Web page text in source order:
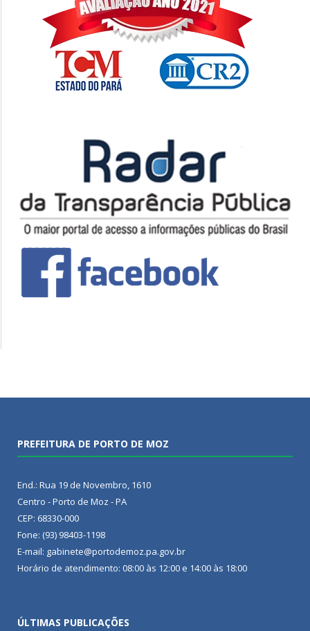
PREFEITURA DE PORTO DE MOZ
End.: Rua 19 de Novembro, 1610
Centro - Porto de Moz - PA
CEP: 68330-000
Fone: (93) 98403-1198
E-mail: gabinete@portodemoz.pa.gov.br
Horário de atendimento: 08:00 às 12:00 e 14:00 às 18:00
ÚLTIMAS PUBLICAÇÕES